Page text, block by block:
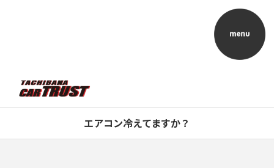
エアコン冷えてますか？